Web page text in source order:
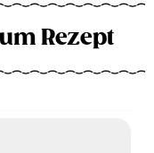
Rezept